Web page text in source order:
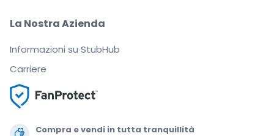
Compra e vendi in tutta tranquillità
La Nostra Azienda
Informazioni su StubHub
Carriere